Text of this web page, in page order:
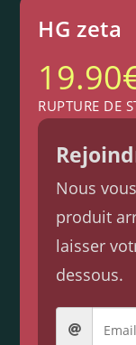
HG zeta
19.90
RUPTURE DE
Nous
produit
laisser
dessous.